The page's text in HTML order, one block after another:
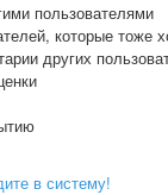
пользователями
которые тоже
других
в систему!